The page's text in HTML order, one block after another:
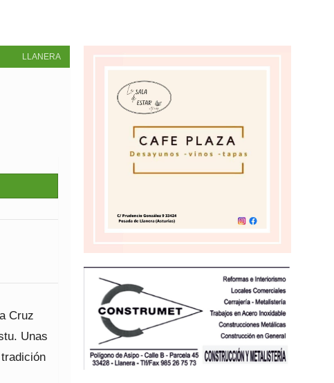
LLANERA
Cruz
Unas